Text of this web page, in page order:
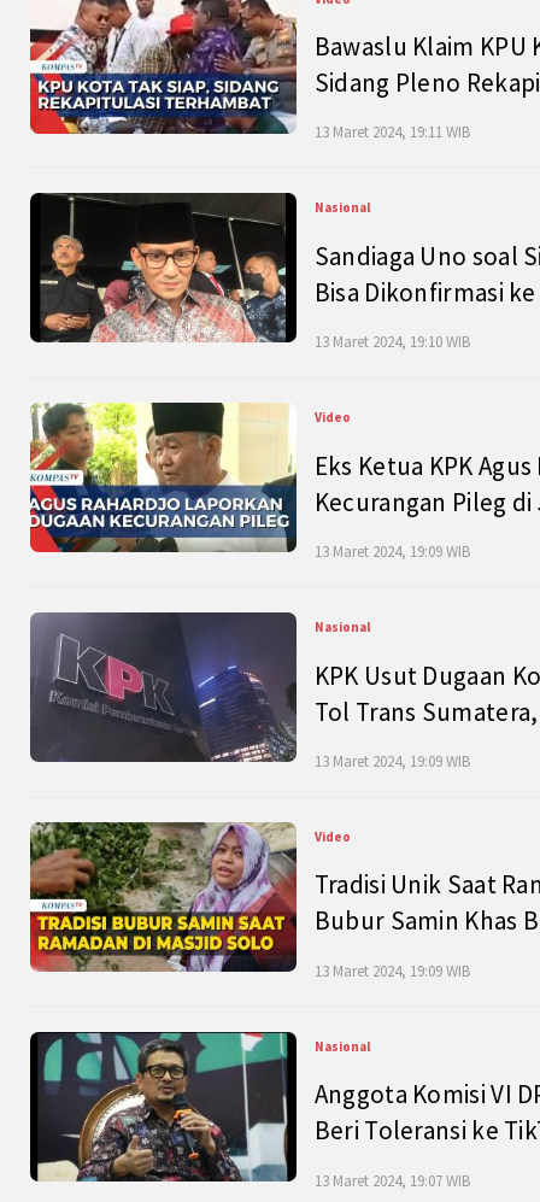
Bawaslu Klaim
Sidang Pleno
13 Maret 2024, 19:11 WIB
Nasional
Sandiaga Uno soal
Bisa Dikonfirmasi
13 Maret 2024, 19:10 WIB
Video
Eks Ketua KPK
Kecurangan Pileg
13 Maret 2024, 19:09 WIB
Nasional
KPK Usut Dugaan
Tol Trans
13 Maret 2024, 19:09 WIB
Video
Tradisi Unik Saat
Bubur Samin Khas
13 Maret 2024, 19:09 WIB
Nasional
Anggota Komisi VI
Beri Toleransi ke
13 Maret 2024, 19:07 WIB